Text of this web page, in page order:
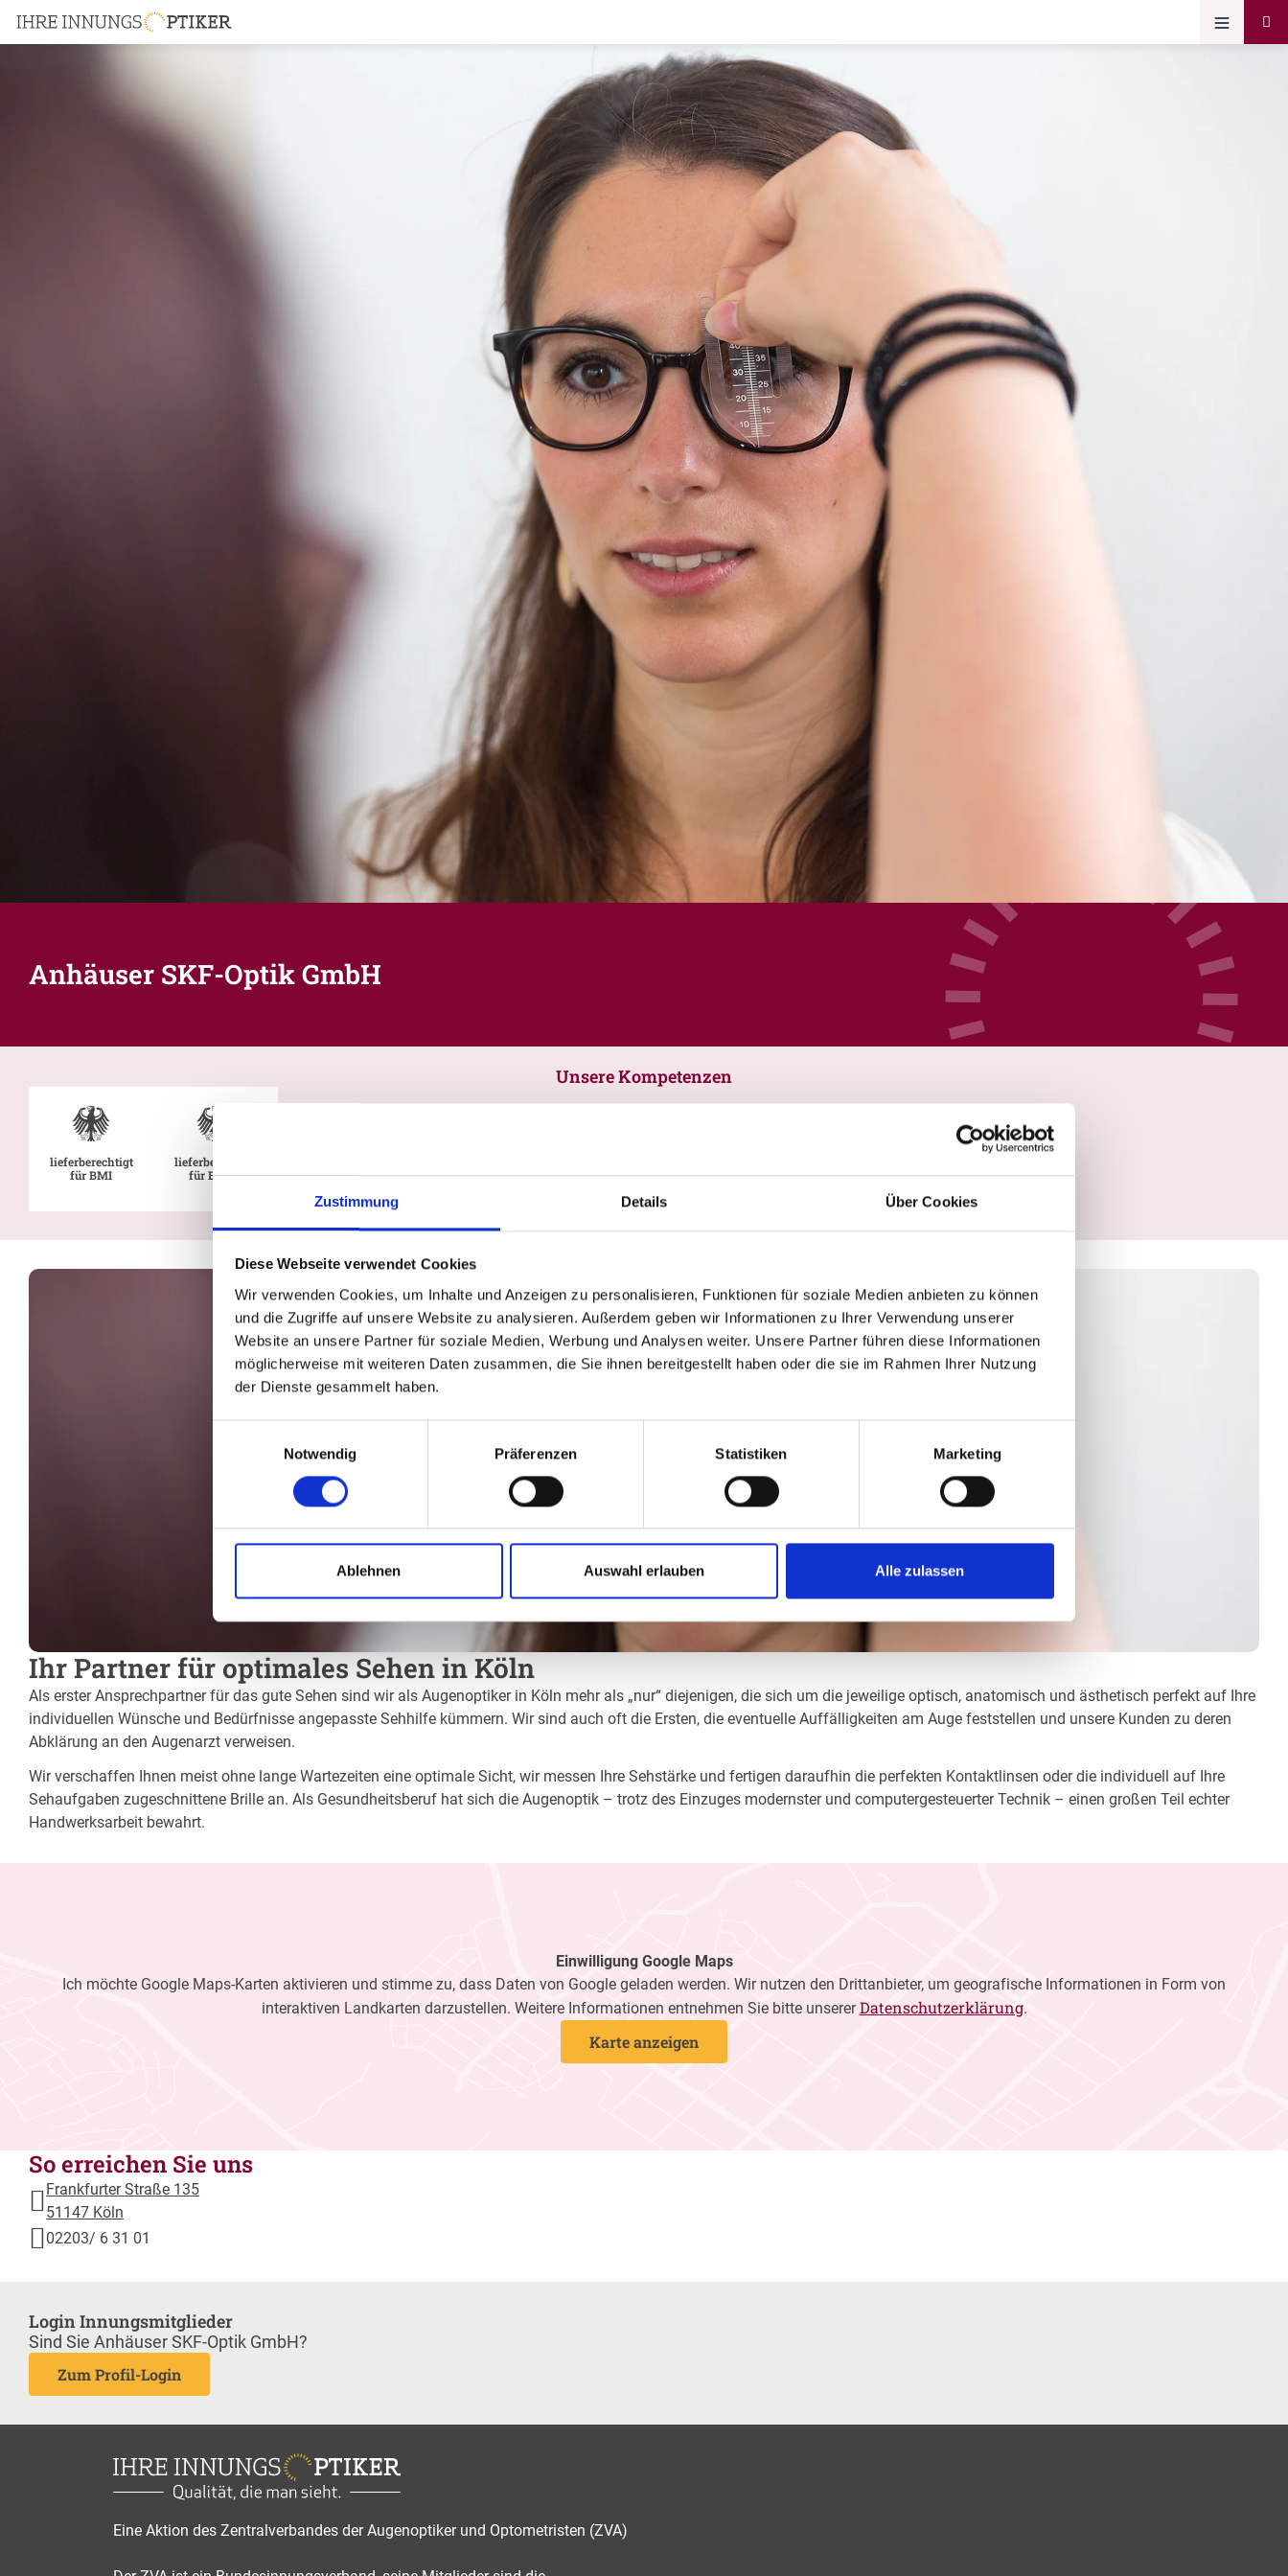
Zustimmung Details Über Cookies
Diese Webseite verwendet Cookies
Wir verwenden Cookies, um Inhalte und Anzeigen zu personalisieren, Funktionen für soziale Medien anbieten zu können
und die Zugriffe auf unsere Website zu analysieren. Außerdem geben wir Informationen zu Ihrer Verwendung unserer
Website an unsere Partner für soziale Medien, Werbung und Analysen weiter. Unsere Partner führen diese Informationen
möglicherweise mit weiteren Daten zusammen, die Sie ihnen bereitgestellt haben oder die sie im Rahmen Ihrer Nutzung
der Dienste gesammelt haben.
Notwendig
Präferenzen Statistiken Marketing
Ablehnen Auswahl erlauben Alle zulassen
Anhäuser SKF-Optik GmbH
Unsere Kompetenzen
lieferberechtigt
für BMI
lieferberechtigt
für BMVg
Ihr Partner für optimales Sehen in Köln
Als erster Ansprechpartner für das gute Sehen sind wir als Augenoptiker in Köln mehr als „nur“ diejenigen, die sich um die jeweilige optisch, anatomisch und ästhetisch perfekt auf Ihre
individuellen Wünsche und Bedürfnisse angepasste Sehhilfe kümmern. Wir sind auch oft die Ersten, die eventuelle Auffälligkeiten am Auge feststellen und unsere Kunden zu deren
Abklärung an den Augenarzt verweisen.
Wir verschaffen Ihnen meist ohne lange Wartezeiten eine optimale Sicht, wir messen Ihre Sehstärke und fertigen daraufhin die perfekten Kontaktlinsen oder die individuell auf Ihre
Sehaufgaben zugeschnittene Brille an. Als Gesundheitsberuf hat sich die Augenoptik – trotz des Einzuges modernster und computergesteuerter Technik – einen großen Teil echter
Handwerksarbeit bewahrt.
Einwilligung Google Maps
Ich möchte Google Maps-Karten aktivieren und stimme zu, dass Daten von Google geladen werden. Wir nutzen den Drittanbieter, um geografische Informationen in Form von
interaktiven Landkarten darzustellen. Weitere Informationen entnehmen Sie bitte unsererDatenschutzerklärung.
Karte anzeigen
So erreichen Sie uns
Frankfurter Straße 135
51147 Köln
02203/ 6 31 01
Login Innungsmitglieder
Sind Sie Anhäuser SKF-Optik GmbH?
Zum Profil-Login
Eine Aktion des Zentralverbandes der Augenoptiker und Optometristen (ZVA)